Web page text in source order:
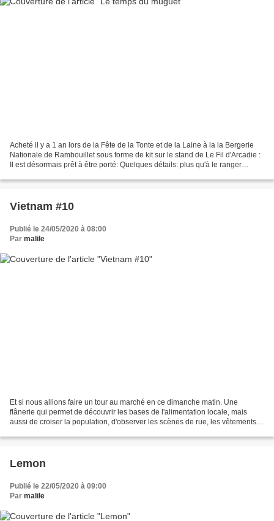
Acheté il y a 1 an lors de la Fête de la Tonte et de la Laine à la la Bergerie
Nationale de Rambouillet sous forme de kit sur le stand de Le Fil d'Arcadie :
Il est désormais prêt à être porté: Quelques détails: plus qu'à le ranger
Vietnam #10
Publié le 24/05/2020 à 08:00
Par malile
Et si nous allions faire un tour au marché en ce dimanche matin. Une
flânerie qui permet de découvrir les bases de l'alimentation locale, mais
aussi de croiser la population, d'observer les scènes de rue, les vêtements
Lemon
Publié le 22/05/2020 à 09:00
Par malile